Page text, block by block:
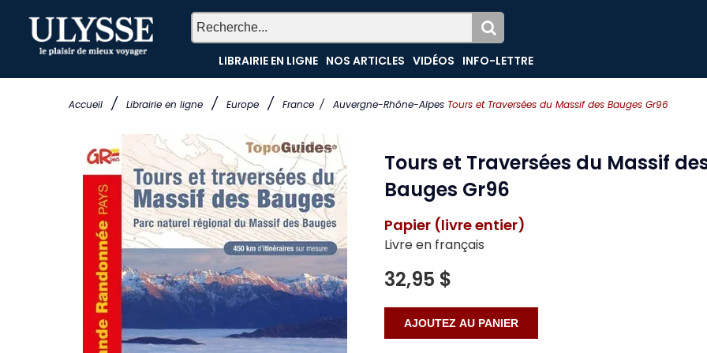
Accueil / Librairie en ligne / Europe / France / Auvergne-Rhône-Alpes Tours et Traversées du Massif des Bauges Gr96
LIBRAIRIE EN LIGNE NOS ARTICLES VIDÉOS INFO-LETTRE
Tours et Traversées du Massif
Bauges Gr96
Papier (livre entier)
Livre en français
32,95 $